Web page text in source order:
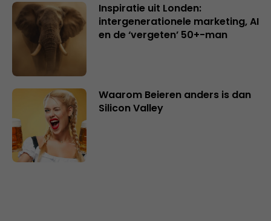
Inspiratie uit Londen:
intergenerationele marketing, AI
en de ‘vergeten’ 50+-man
Waarom Beieren anders is dan
Silicon Valley